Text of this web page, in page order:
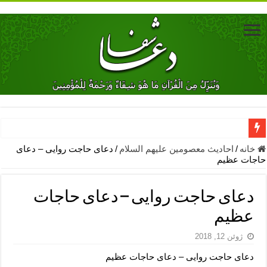
دعای جلب محبت فوری معشوق – دعای جلب محبت شوهر
دعای مشکل گشا برای رفع فقر – ذکرهای روزی‌ بخش
معجزات دعای یا من اظهر الجمیل – دعای یا من اظهر الجمیل برای
مهم ترین اذکار الهی و فضیلت آن ها – ذکر مخصوص مستجاب الدعوه
دعا برای ترس بچه ها در خواب – دعای ترس و بی خوابی کودکان
خانه / احادیث معصومین علیهم السلام / دعای حاجت روایی – دعای
حاجات عظیم
دعای حاجت روایی – دعای حاجات
عظیم
ژوئن 12, 2018
دعای حاجت روایی – دعای حاجات عظیم